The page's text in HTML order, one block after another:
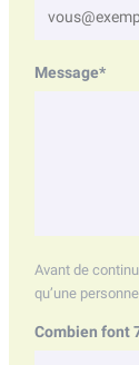
Message*
Avant de
qu’une
Combien font